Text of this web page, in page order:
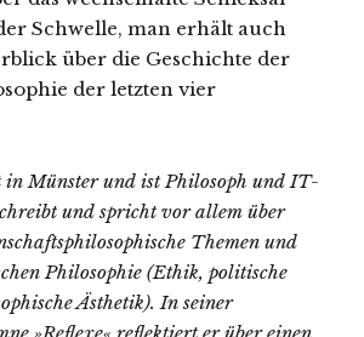
Schwelle, man erhält auch
über die Geschichte der
der letzten vier
in Münster und ist Philosoph und IT-
und spricht vor allem über
Themen und
Philosophie (Ethik, politische
Ästhetik).In seiner